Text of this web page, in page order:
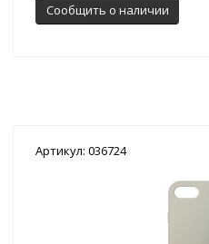
Сообщить о наличии
Артикул: 036724